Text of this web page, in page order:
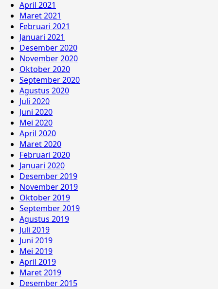
April 2021
Maret 2021
Februari 2021
Januari 2021
Desember 2020
November 2020
Oktober 2020
September 2020
Agustus 2020
Juli 2020
Juni 2020
Mei 2020
April 2020
Maret 2020
Februari 2020
Januari 2020
Desember 2019
November 2019
Oktober 2019
September 2019
Agustus 2019
Juli 2019
Juni 2019
Mei 2019
April 2019
Maret 2019
Desember 2015